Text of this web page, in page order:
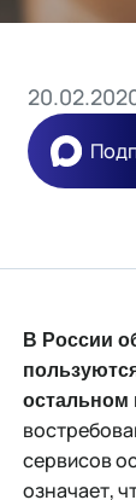
В России
остальном
сервисов
означает,